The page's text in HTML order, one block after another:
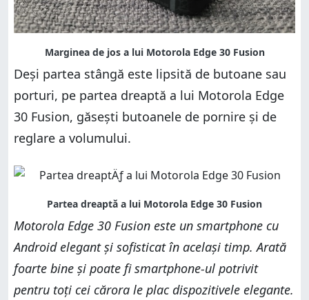
Deși partea stângă este lipsită de butoane sau
porturi, pe partea dreaptă a lui Motorola Edge
30 Fusion, găsești butoanele de pornire și de
reglare a volumului.
Motorola Edge 30 Fusion este un smartphone cu
Android elegant și sofisticat în același timp. Arată
foarte bine și poate fi smartphone-ul potrivit
pentru toți cei cărora le plac dispozitivele elegante.